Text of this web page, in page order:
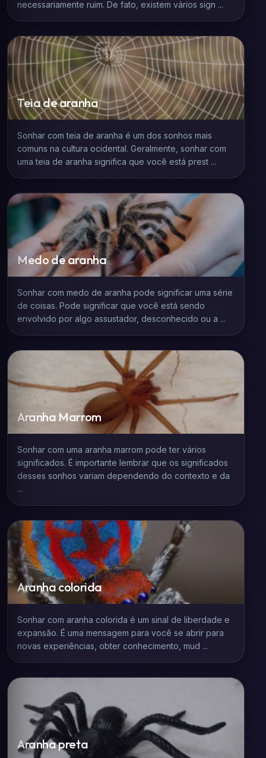
necessariamente ruim. De fato, existem vários sign ...
Teia de aranha
Sonhar com teia de aranha é um dos sonhos mais
comuns na cultura ocidental. Geralmente, sonhar com
uma teia de aranha significa que você está prest ...
Medo de aranha
Sonhar com medo de aranha pode significar uma série
de coisas. Pode significar que você está sendo
envolvido por algo assustador, desconhecido ou a ...
Aranha Marrom
Sonhar com uma aranha marrom pode ter vários
significados. É importante lembrar que os significados
desses sonhos variam dependendo do contexto e da
...
Aranha colorida
Sonhar com aranha colorida é um sinal de liberdade e
expansão. É uma mensagem para você se abrir para
novas experiências, obter conhecimento, mud ...
Aranha preta